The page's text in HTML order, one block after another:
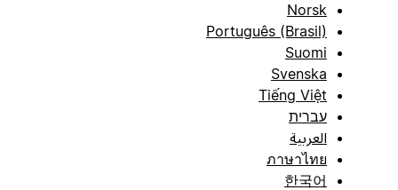
Norsk
Português (Brasil)
Suomi
Svenska
Tiếng Việt
עברית
العربية
ภาษาไทย
한국어